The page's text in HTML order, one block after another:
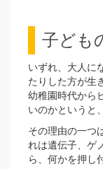
子ども
いずれ、大人に
たりした方が生
幼稚園時代から
いのかというと
その理由の一つ
れは遺伝子、ゲ
ら、何かを押し